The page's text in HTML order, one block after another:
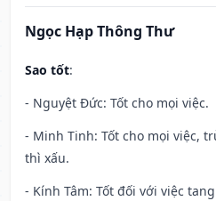
Ngọc Hạp Thông Thư
Sao tốt:
- Nguyệt Đức: Tốt cho mọi việc.
- Minh Tinh: Tốt cho mọi việc,
thì xấu.
- Kính Tâm: Tốt đối với việc